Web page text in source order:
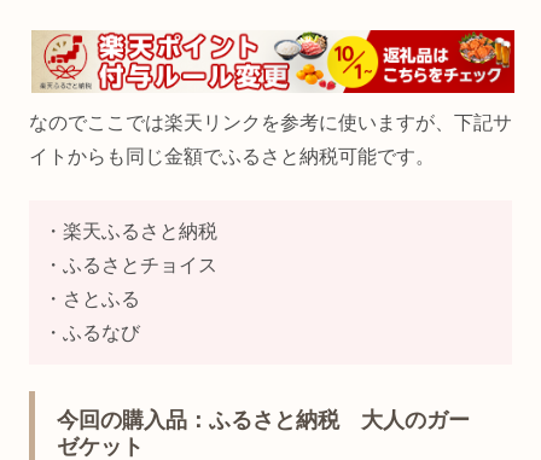
なのでここでは楽天リンクを参考に使いますが、下記サ
イトからも同じ金額でふるさと納税可能です。
・楽天ふるさと納税
・ふるさとチョイス
・さとふる
・ふるなび
今回の購入品：ふるさと納税 大人のガー
ゼケット